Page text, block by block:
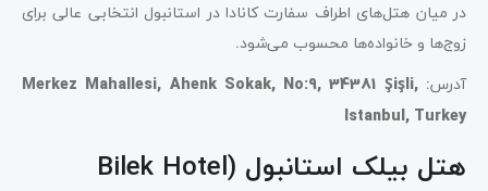
در میان هتل‌های اطراف سفارت کانادا در استانبول انتخابی عالی برای
زوج‌ها و خانواده‌ها محسوب می‌شود.
آدرس:
Merkez Mahallesi, Ahenk Sokak, No:9, 34381 Şişli,
Istanbul, Turkey
هتل بیلک استانبول (Bilek Hotel